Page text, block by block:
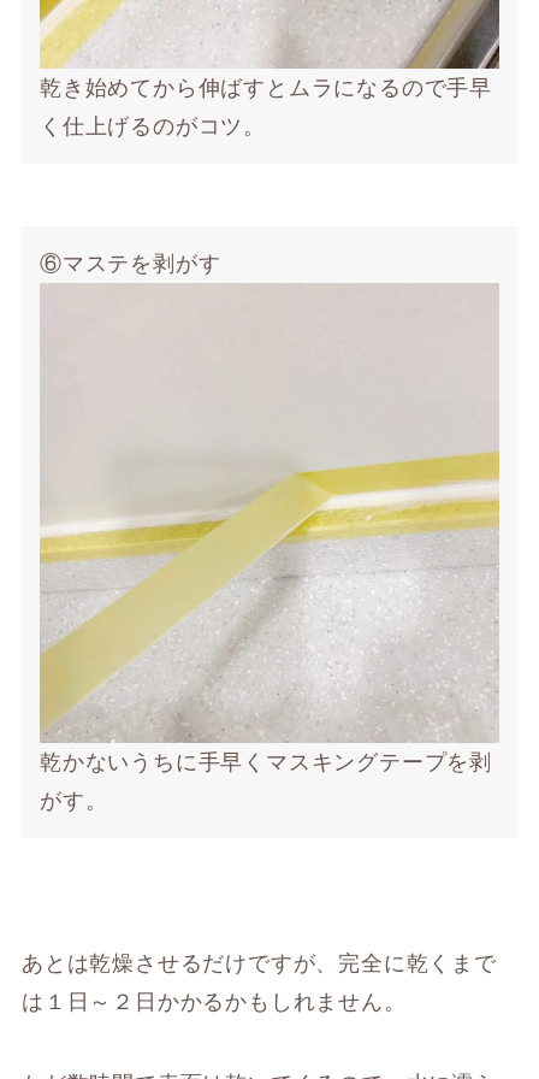
乾き始めてから伸ばすとムラになるので手早
く仕上げるのがコツ。
⑥マステを剥がす
乾かないうちに手早くマスキングテープを剥
がす。
あとは乾燥させるだけですが、完全に乾くまで
は１日～２日かかるかもしれません。